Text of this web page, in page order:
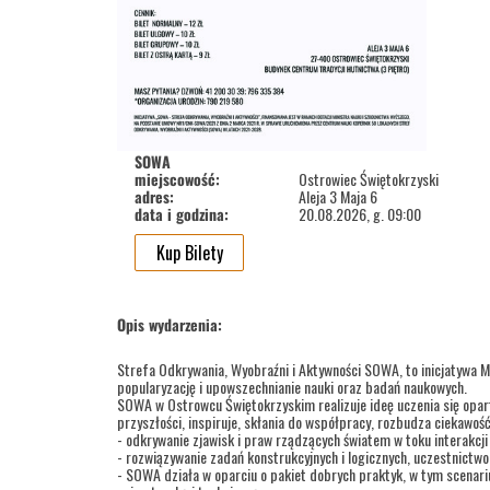
SOWA
miejscowość: Ostrowiec Świętokrzyski
adres: Aleja 3 Maja 6
data i godzina: 20.08.2026, g. 09:00
Kup Bilety
Opis wydarzenia:
Strefa Odkrywania, Wyobraźni i Aktywności SOWA, to inicjatywa
popularyzację i upowszechnianie nauki oraz badań naukowych.
SOWA w Ostrowcu Świętokrzyskim realizuje ideę uczenia się
przyszłości, inspiruje, skłania do współpracy, rozbudza
- odkrywanie zjawisk i praw rządzących światem w toku
- rozwiązywanie zadań konstrukcyjnych i logicznych,
- SOWA działa w oparciu o pakiet dobrych praktyk, w tym